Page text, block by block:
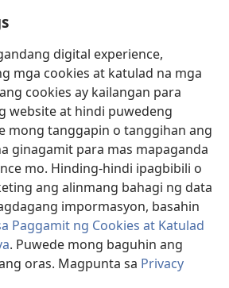
digital experience,
mga cookies at katulad na mga
cookies ay kailangan para
website at hindi puwedeng
mong tanggapin o tanggihan ang
ginagamit para mas mapaganda
mo. Hinding-hindi ipagbibili o
ang alinmang bahagi ng data
impormasyon, basahin
Paggamit ng Cookies at Katulad
. Puwede mong baguhin ang
oras. Magpunta sa Privacy
LIBRARY™
®